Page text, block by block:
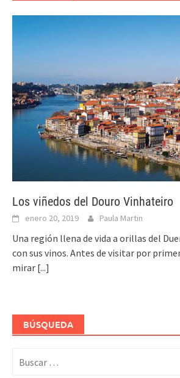
Los viñedos del Douro Vinhateiro
enero 20, 2019 Paula Martin
Una región llena de vida a orillas del
con sus vinos. Antes de visitar por
mirar [...]
BÚSQUEDA